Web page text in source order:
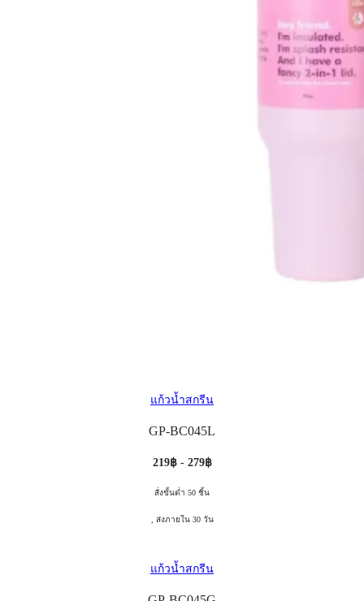
แก้วน้ำสกรีน
GP-BC045L
219฿ - 279฿
สั่งขั้นต่ำ 50 ชิ้น
, ส่งภายใน 30 วัน
แก้วน้ำสกรีน